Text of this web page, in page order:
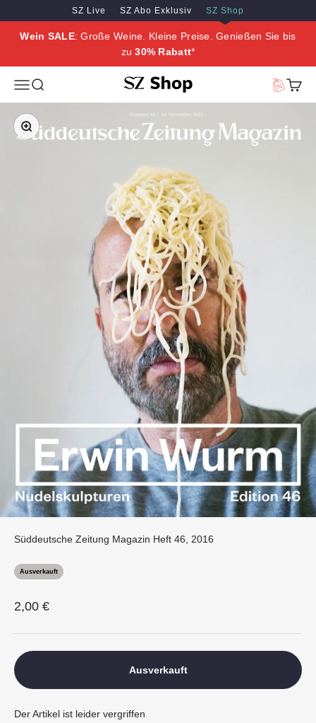
Zum Inhalt springen
Zum Hauptinhalt springen
SZ Live SZ Abo Exklusiv SZ Shop
Wein SALE: Große Weine. Kleine Preise. Genießen Sie bis
zu30% Rabatt*
MenüSuche SZ Erleben
Bild vergrößern
Süddeutsche Zeitung Magazin Heft 46, 2016
Ausverkauft
Angebot
2,00 €
Ausverkauft
Der Artikel ist leider vergriffen